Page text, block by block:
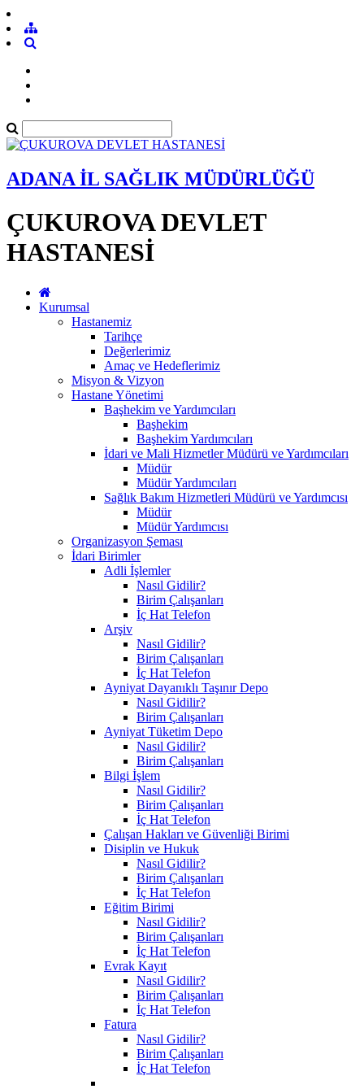
ADANA İL SAĞLIK MÜDÜRLÜĞÜ
ÇUKUROVA DEVLET
HASTANESİ
Kurumsal
Hastanemiz
Tarihçe
Değerlerimiz
Amaç ve Hedeflerimiz
Misyon & Vizyon
Hastane Yönetimi
Başhekim ve Yardımcıları
Başhekim
Başhekim Yardımcıları
İdari ve Mali Hizmetler Müdürü ve Yardımcıları
Müdür
Müdür Yardımcıları
Sağlık Bakım Hizmetleri Müdürü ve Yardımcısı
Müdür
Müdür Yardımcısı
Organizasyon Şeması
İdari Birimler
Adli İşlemler
Nasıl Gidilir?
Birim Çalışanları
İç Hat Telefon
Arşiv
Nasıl Gidilir?
Birim Çalışanları
İç Hat Telefon
Ayniyat Dayanıklı Taşınır Depo
Nasıl Gidilir?
Birim Çalışanları
Ayniyat Tüketim Depo
Nasıl Gidilir?
Birim Çalışanları
Bilgi İşlem
Nasıl Gidilir?
Birim Çalışanları
İç Hat Telefon
Çalışan Hakları ve Güvenliği Birimi
Disiplin ve Hukuk
Nasıl Gidilir?
Birim Çalışanları
İç Hat Telefon
Eğitim Birimi
Nasıl Gidilir?
Birim Çalışanları
İç Hat Telefon
Evrak Kayıt
Nasıl Gidilir?
Birim Çalışanları
İç Hat Telefon
Fatura
Nasıl Gidilir?
Birim Çalışanları
İç Hat Telefon